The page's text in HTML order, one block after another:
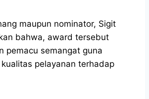
maupun nominator, Sigit
bahwa, award tersebut
pemacu semangat guna
pelayanan terhadap